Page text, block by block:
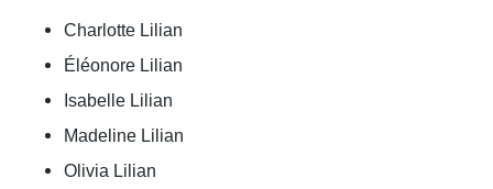
Charlotte Lilian
Éléonore Lilian
Isabelle Lilian
Madeline Lilian
Olivia Lilian